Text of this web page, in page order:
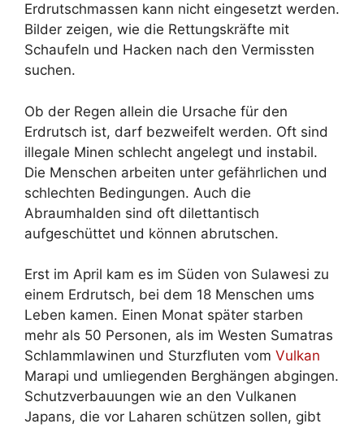
Erdrutschmassen kann nicht eingesetzt werden.
Bilder zeigen, wie die Rettungskräfte mit
Schaufeln und Hacken nach den Vermissten
suchen.
Ob der Regen allein die Ursache für den
Erdrutsch ist, darf bezweifelt werden. Oft sind
illegale Minen schlecht angelegt und instabil.
Die Menschen arbeiten unter gefährlichen und
schlechten Bedingungen. Auch die
Abraumhalden sind oft dilettantisch
aufgeschüttet und können abrutschen.
Erst im April kam es im Süden von Sulawesi zu
einem Erdrutsch, bei dem 18 Menschen ums
Leben kamen. Einen Monat später starben
mehr als 50 Personen, als im Westen Sumatras
Schlammlawinen und Sturzfluten vom Vulkan
Marapi und umliegenden Berghängen abgingen.
Schutzverbauungen wie an den Vulkanen
Japans, die vor Laharen schützen sollen, gibt